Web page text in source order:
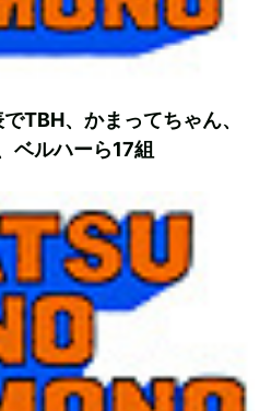
TBH、かまってちゃん、
ベルハーら17組